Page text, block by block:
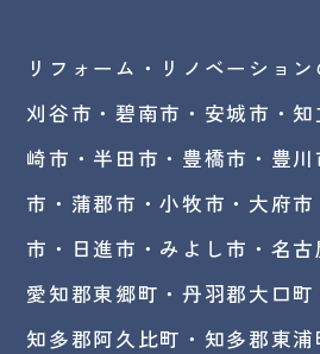
リフォーム・リノベーショ
刈谷市・碧南市・ 安城市 ・
崎市・半田市・豊橋市・豊
市・蒲郡市・小牧市・大府
市・日進市・みよし市・名古
愛知郡東郷町・丹羽郡大口町
知多郡阿久比町・知多郡東